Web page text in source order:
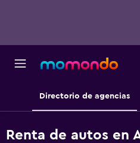
Directorio de agencias
Renta de autos en